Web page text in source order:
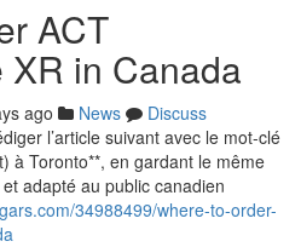
ACT
in Canada
ago News
Discuss
l’article suivant avec le mot-clé
à Toronto**, en gardant le même
adapté au public canadien
34988499/where-to-order-